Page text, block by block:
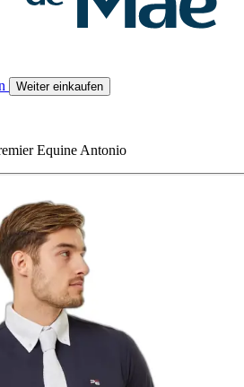
Weiter einkaufen
Equine Antonio